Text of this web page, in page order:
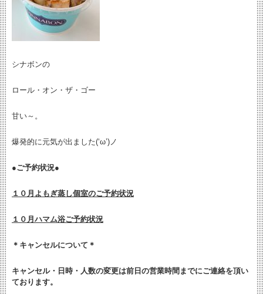
シナボンの
ロール・オン・ザ・ゴー
甘い～。
爆発的に元気が出ました(‘ω’)ノ
●ご予約状況●
１０月よもぎ蒸し個室のご予約状況
１０月ハマム浴ご予約状況
＊キャンセルについて＊
キャンセル・日時・人数の変更は前日の営業時間までにご連絡を頂い
ております。